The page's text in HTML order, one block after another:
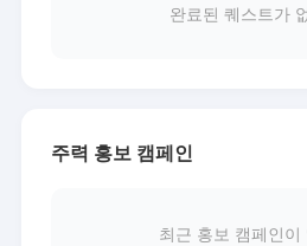
완료된 퀘스트가
주력 홍보 캠페인
최근 홍보 캠페인이